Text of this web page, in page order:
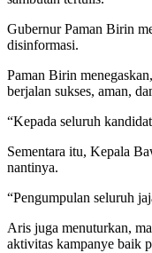
Gubernur Paman Birin
disinformasi.
Paman Birin
berjalan sukses, aman,
“Kepada seluruh
Sementara itu, Kepala
nantinya.
“Pengumpulan seluruh
Aris juga menuturkan,
aktivitas kampanye baik